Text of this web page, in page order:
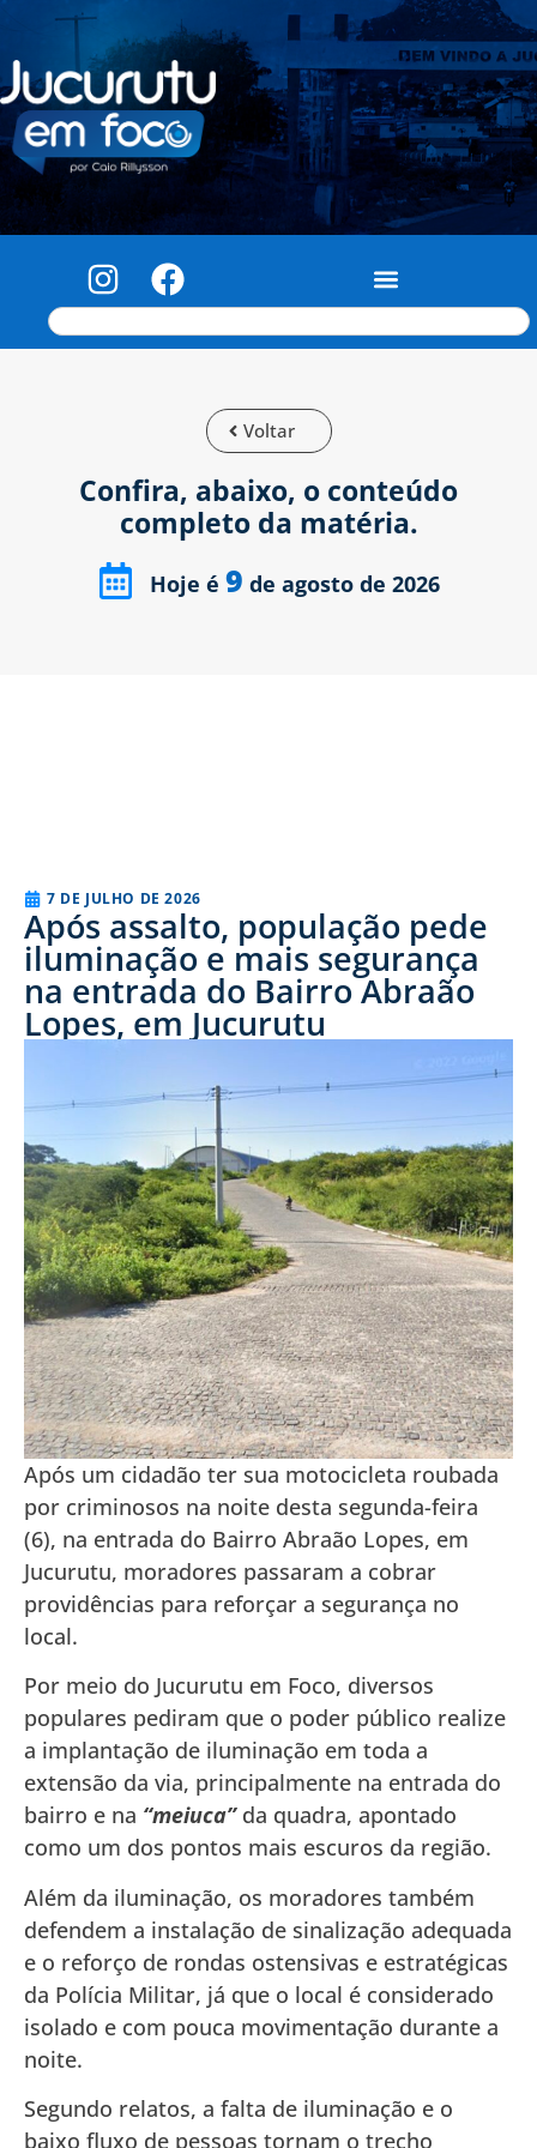
Voltar
Confira, abaixo, o conteúdo
completo da matéria.
Hoje é 9 de agosto de 2026
7 DE JULHO DE 2026
Após assalto, população pede
iluminação e mais segurança
na entrada do Bairro Abraão
Lopes, em Jucurutu
Após um cidadão ter sua motocicleta roubada
por criminosos na noite desta segunda-feira
(6), na entrada do Bairro Abraão Lopes, em
Jucurutu, moradores passaram a cobrar
providências para reforçar a segurança no
local.
Por meio do Jucurutu em Foco, diversos
populares pediram que o poder público realize
a implantação de iluminação em toda a
extensão da via, principalmente na entrada do
bairro e na “meiuca” da quadra, apontado
como um dos pontos mais escuros da região.
Além da iluminação, os moradores também
defendem a instalação de sinalização adequada
e o reforço de rondas ostensivas e estratégicas
da Polícia Militar, já que o local é considerado
isolado e com pouca movimentação durante a
noite.
Segundo relatos, a falta de iluminação e o
baixo fluxo de pessoas tornam o trecho